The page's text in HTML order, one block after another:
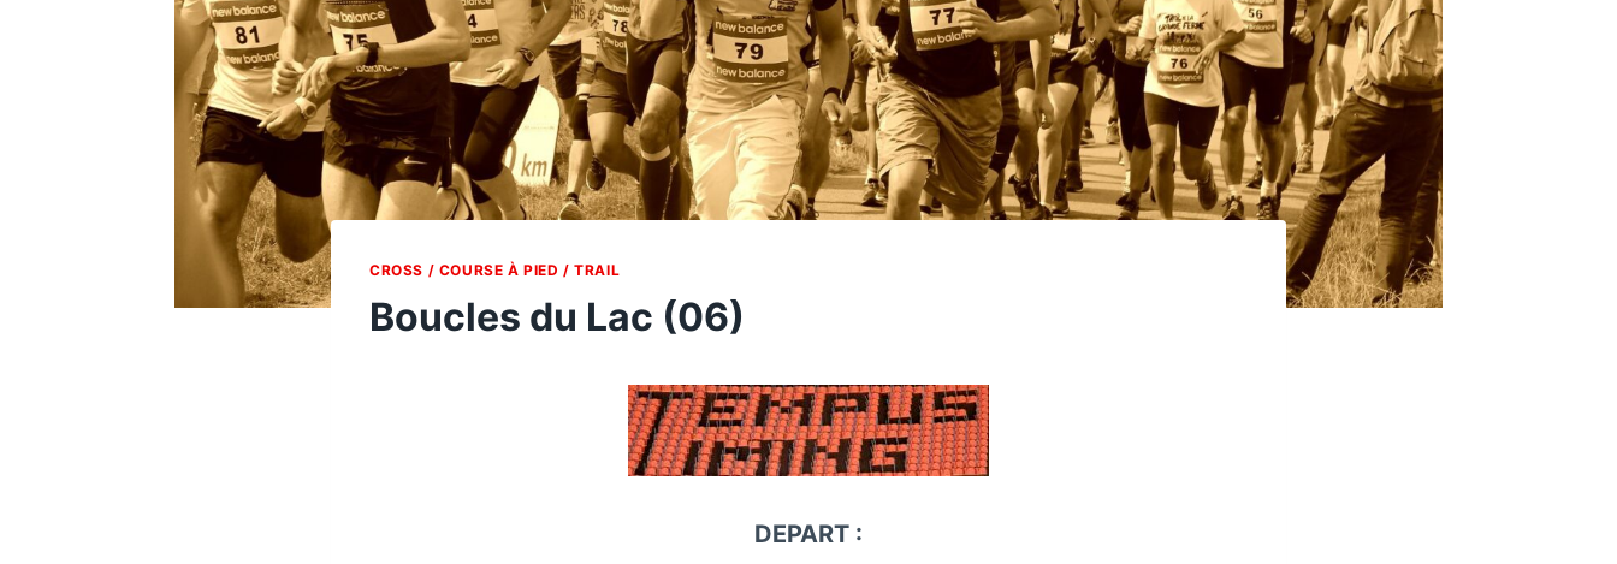
CROSS / COURSE À PIED / TRAIL
Boucles du Lac (06)
DEPART :